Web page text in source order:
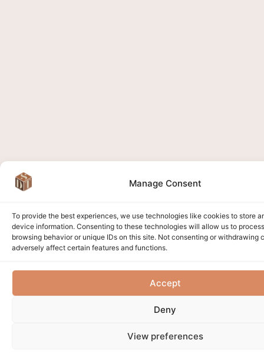
Manage Consent
To provide the best experiences, we use technologies like cookies to store
device information. Consenting to these technologies will allow us to
browsing behavior or unique IDs on this site. Not consenting or withdrawing
adversely affect certain features and functions.
Accept
Deny
View preferences